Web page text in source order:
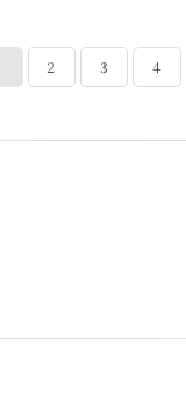
2 3 4